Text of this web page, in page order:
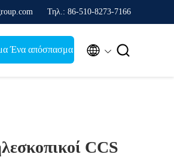
Τηλ.: 86-510-8273-7166
Ένα απόσπασμα  
CCS